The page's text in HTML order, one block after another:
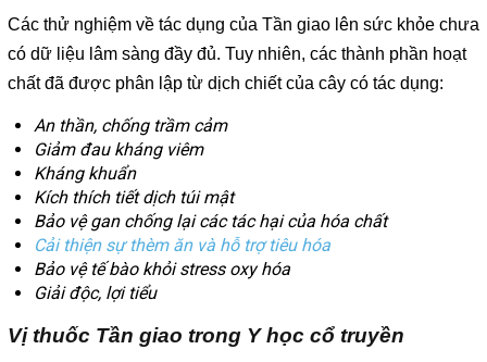
Các thử nghiệm về tác dụng của Tần giao lên sức khỏe chưa
có dữ liệu lâm sàng đầy đủ. Tuy nhiên, các thành phần hoạt
chất đã được phân lập từ dịch chiết của cây có tác dụng:
An thần, chống trầm cảm
Giảm đau kháng viêm
Kháng khuẩn
Kích thích tiết dịch túi mật
Bảo vệ gan chống lại các tác hại của hóa chất
Cải thiện sự thèm ăn và hỗ trợ tiêu hóa
Bảo vệ tế bào khỏi stress oxy hóa
Giải độc, lợi tiểu
Vị thuốc Tần giao trong Y học cổ truyền